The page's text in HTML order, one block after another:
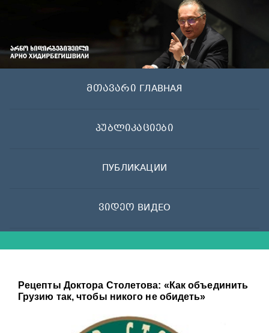
მთავარი ГЛАВНАЯ
პუბლიკაციები
ПУБЛИКАЦИИ
ვიდეო ВИДЕО
Рецепты Доктора Столетова: «Как объединить
Грузию так, чтобы никого не обидеть»